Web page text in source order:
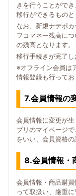
きを行うことがで
移行ができるものと
なお、新規ナデポ
フコマネー残高に
の残高となります。
移行手続きが完了し
※オフライン会員は
情報登録も行ってお
7.会員情報の
会員情報に変更が
プリのマイページ
をいい、会員資格の
8.会員情報・
会員情報・商品購
って取扱い、厳重に